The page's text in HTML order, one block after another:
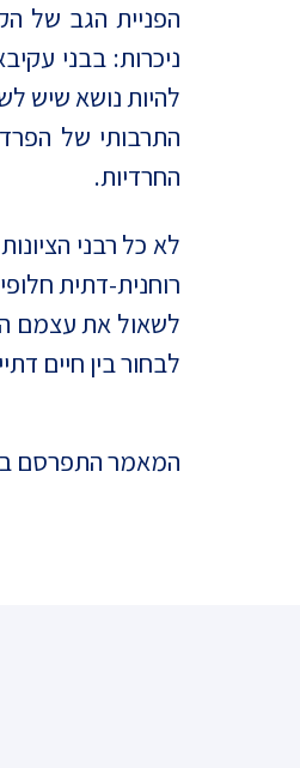
הפניית הגב של
ניכרות: בבני
להיות נושא שיש
התרבותי של
החרדיות.
לא כל רבני
רוחנית-דתית
לשאול את עצמם
לבחור בין חיים
המאמר התפרסם